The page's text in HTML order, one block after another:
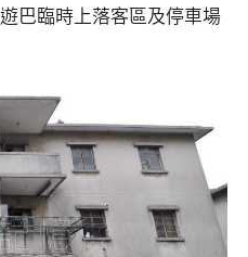
巴臨時上落客區及停車場